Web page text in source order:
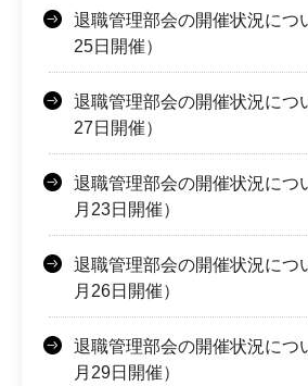
退職管理部会の開催状況につ
25日開催）
退職管理部会の開催状況につ
27日開催）
退職管理部会の開催状況につ
月23日開催）
退職管理部会の開催状況につ
月26日開催）
退職管理部会の開催状況につ
月29日開催）